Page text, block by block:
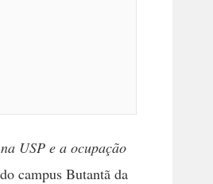
USP e a ocupação
campus Butantã da